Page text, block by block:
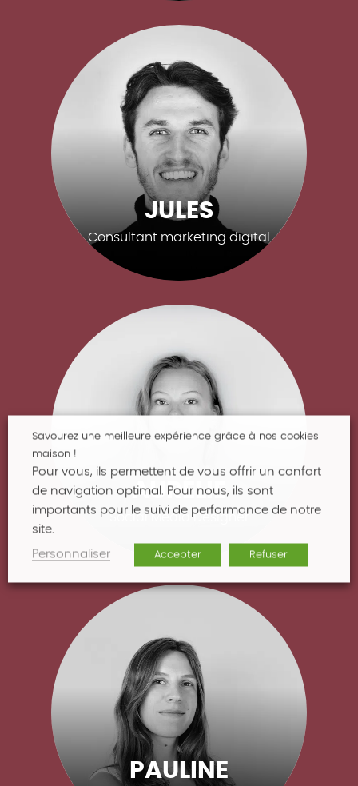
JULES
Consultant marketing digital
AURÉLIE
Social Media Designer
PAULINE
Savourez une meilleure expérience grâce à nos cookies
maison !
Pour vous, ils permettent de vous offrir un confort
de navigation optimal. Pour nous, ils sont
importants pour le suivi de performance de notre
site.
Personnaliser Accepter Refuser